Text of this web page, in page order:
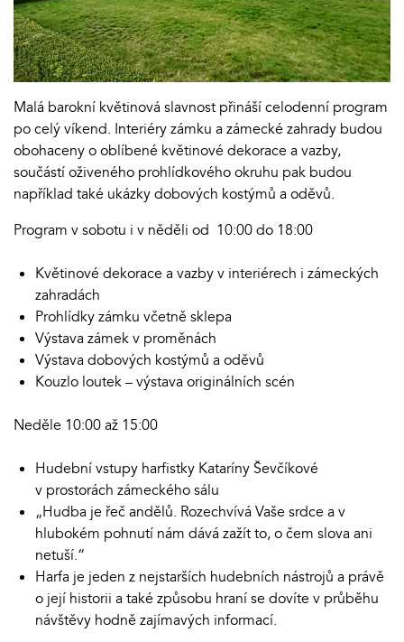
Malá barokní květinová slavnost přináší celodenní program
po celý víkend. Interiéry zámku a zámecké zahrady budou
obohaceny o oblíbené květinové dekorace a vazby,
součástí oživeného prohlídkového okruhu pak budou
například také ukázky dobových kostýmů a oděvů.
Program v sobotu i v něděli od 10:00 do 18:00
Květinové dekorace a vazby v interiérech i zámeckých
zahradách
Prohlídky zámku včetně sklepa
Výstava zámek v proměnách
Výstava dobových kostýmů a oděvů
Kouzlo loutek – výstava originálních scén
Neděle 10:00 až 15:00
Hudební vstupy harfistky Kataríny Ševčíkové
v prostorách zámeckého sálu
„Hudba je řeč andělů. Rozechvívá Vaše srdce a v
hlubokém pohnutí nám dává zažít to, o čem slova ani
netuší.“
Harfa je jeden z nejstarších hudebních nástrojů a právě
o její historii a také způsobu hraní se dovíte v průběhu
návštěvy hodně zajímavých informací.